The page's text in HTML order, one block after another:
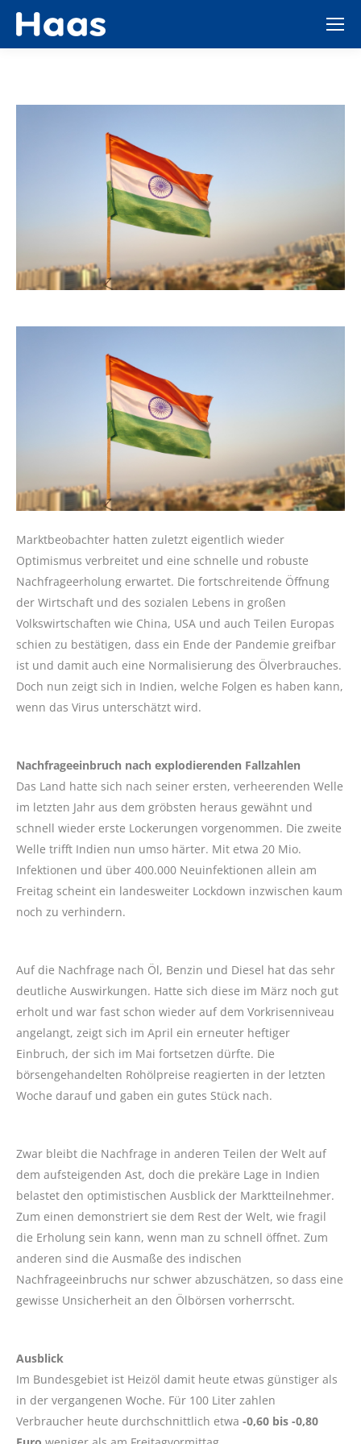
Marktbeobachter hatten zuletzt eigentlich wieder
Optimismus verbreitet und eine schnelle und robuste
Nachfrageerholung erwartet. Die fortschreitende Öffnung
der Wirtschaft und des sozialen Lebens in großen
Volkswirtschaften wie China, USA und auch Teilen Europas
schien zu bestätigen, dass ein Ende der Pandemie greifbar
ist und damit auch eine Normalisierung des Ölverbrauches.
Doch nun zeigt sich in Indien, welche Folgen es haben kann,
wenn das Virus unterschätzt wird.
Nachfrageeinbruch nach explodierenden Fallzahlen
Das Land hatte sich nach seiner ersten, verheerenden Welle
im letzten Jahr aus dem gröbsten heraus gewähnt und
schnell wieder erste Lockerungen vorgenommen. Die zweite
Welle trifft Indien nun umso härter. Mit etwa 20 Mio.
Infektionen und über 400.000 Neuinfektionen allein am
Freitag scheint ein landesweiter Lockdown inzwischen kaum
noch zu verhindern.
Auf die Nachfrage nach Öl, Benzin und Diesel hat das sehr
deutliche Auswirkungen. Hatte sich diese im März noch gut
erholt und war fast schon wieder auf dem Vorkrisenniveau
angelangt, zeigt sich im April ein erneuter heftiger
Einbruch, der sich im Mai fortsetzen dürfte. Die
börsengehandelten Rohölpreise reagierten in der letzten
Woche darauf und gaben ein gutes Stück nach.
Zwar bleibt die Nachfrage in anderen Teilen der Welt auf
dem aufsteigenden Ast, doch die prekäre Lage in Indien
belastet den optimistischen Ausblick der Marktteilnehmer.
Zum einen demonstriert sie dem Rest der Welt, wie fragil
die Erholung sein kann, wenn man zu schnell öffnet. Zum
anderen sind die Ausmaße des indischen
Nachfrageeinbruchs nur schwer abzuschätzen, so dass eine
gewisse Unsicherheit an den Ölbörsen vorherrscht.
Ausblick
Im Bundesgebiet ist Heizöl damit heute etwas günstiger als
in der vergangenen Woche. Für 100 Liter zahlen
Verbraucher heute durchschnittlich etwa -0,60 bis -0,80